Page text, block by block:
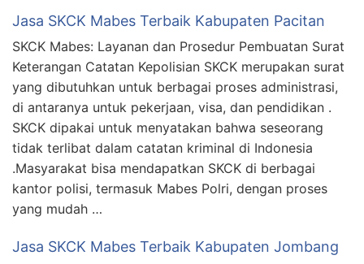
Jasa SKCK Mabes Terbaik Kabupaten Pacitan
SKCK Mabes: Layanan dan Prosedur Pembuatan Surat
Keterangan Catatan Kepolisian SKCK merupakan surat
yang dibutuhkan untuk berbagai proses administrasi,
di antaranya untuk pekerjaan, visa, dan pendidikan .
SKCK dipakai untuk menyatakan bahwa seseorang
tidak terlibat dalam catatan kriminal di Indonesia
.Masyarakat bisa mendapatkan SKCK di berbagai
kantor polisi, termasuk Mabes Polri, dengan proses
yang mudah …
Jasa SKCK Mabes Terbaik Kabupaten Jombang